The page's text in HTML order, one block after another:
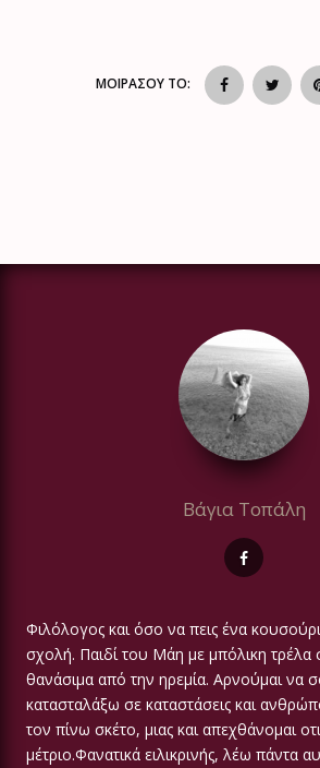
ΜΟΙΡΑΣΟΥ ΤΟ:
Βάγια Τοπάλη
Φιλόλογος και όσο να πεις ένα
σχολή. Παιδί του Μάη με μπόλικη τρέλα
θανάσιμα από την ηρεμία. Αρνούμαι να
κατασταλάξω σε καταστάσεις και
τον πίνω σκέτο, μιας και απεχθάνομαι
μέτριο.Φανατικά ειλικρινής, λέω πάντα